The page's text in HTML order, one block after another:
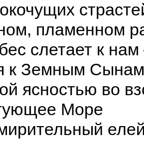
пламенном
слетает к
к Земным
ясностью во
Море